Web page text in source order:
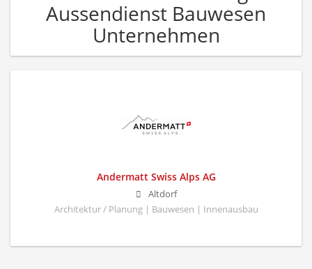
Aussendienst Bauwesen
Unternehmen
Andermatt Swiss Alps AG
Altdorf
Architektur / Planung | Bauwesen | Innenausbau